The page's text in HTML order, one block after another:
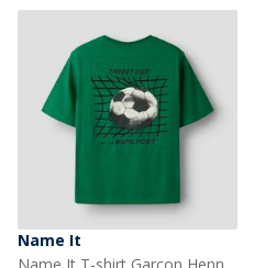
Name It